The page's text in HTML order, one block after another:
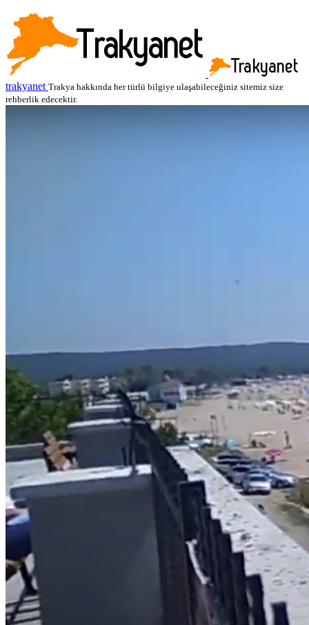
trakyanet Trakya hakkında her türlü bilgiye ulaşabileceğiniz sitemiz size
rehberlik edecektir.